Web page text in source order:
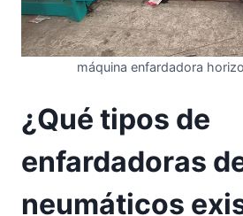
máquina enfardadora
¿Qué tipos de
enfardadoras
neumáticos